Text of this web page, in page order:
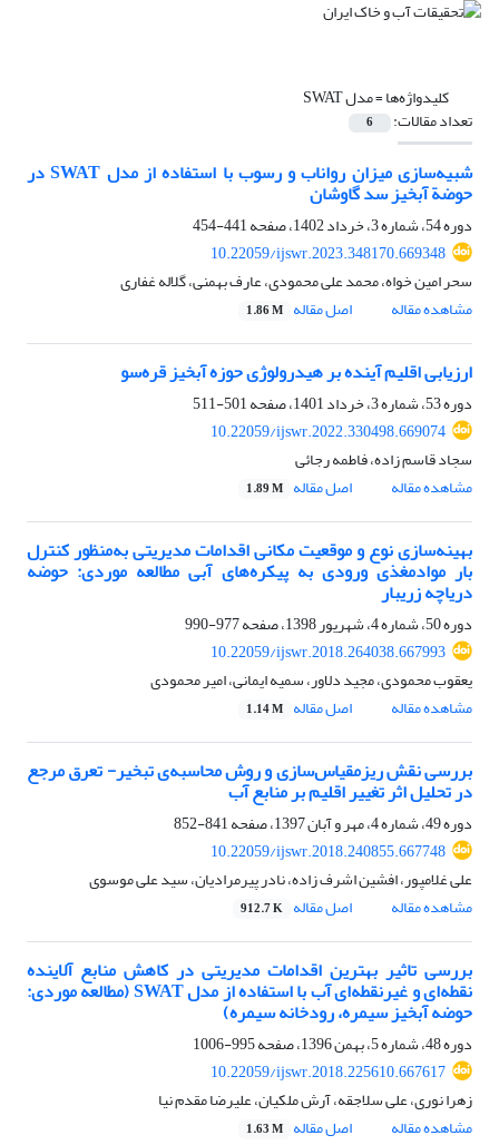
کلیدواژه‌ها =مدل SWAT
تعداد مقالات: 6
شبیه‌سازی میزان رواناب و رسوب با استفاده از مدل SWAT در
حوضة آبخیز سد گاوشان
دوره 54، شماره 3، خرداد 1402، صفحه
441-454
10.22059/ijswr.2023.348170.669348
سحر امین خواه، محمد علی محمودی، عارف بهمنی، گلاله غفاری
مشاهده مقاله
اصل مقاله 1.86 M
ارزیابی اقلیم آینده بر هیدرولوژی حوزه آبخیز قره‌سو
دوره 53، شماره 3، خرداد 1401، صفحه
501-511
10.22059/ijswr.2022.330498.669074
سجاد قاسم زاده، فاطمه رجائی
مشاهده مقاله
اصل مقاله 1.89 M
بهینه‌سازی نوع و موقعیت مکانی اقدامات مدیریتی به‎‌منظور کنترل
بار موادمغذی ورودی به پیکره‌های آبی مطالعه موردی: حوضه
دریاچه زریبار
دوره 50، شماره 4، شهریور 1398، صفحه
977-990
10.22059/ijswr.2018.264038.667993
یعقوب محمودی، مجید دلاور، سمیه ایمانی، امیر محمودی
مشاهده مقاله
اصل مقاله 1.14 M
بررسی نقش ریزمقیاس‌سازی و روش محاسبه‌ی تبخیر- تعرق مرجع
در تحلیل اثر تغییر اقلیم بر منابع آب
دوره 49، شماره 4، مهر و آبان 1397، صفحه
841-852
10.22059/ijswr.2018.240855.667748
علی غلامپور، افشین اشرف زاده، نادر پیرمرادیان، سید علی موسوی
مشاهده مقاله
اصل مقاله 912.7 K
بررسی تاثیر بهترین اقدامات مدیریتی در کاهش منابع آلاینده
نقطه‌ای و غیرنقطه‌ای آب با استفاده از مدل SWAT (مطالعه موردی:
حوضه آبخیز سیمره، رودخانه سیمره)
دوره 48، شماره 5، بهمن 1396، صفحه
995-1006
10.22059/ijswr.2018.225610.667617
زهرا نوری، علی سلاجقه، آرش ملکیان، علیرضا مقدم نیا
مشاهده مقاله
اصل مقاله 1.63 M